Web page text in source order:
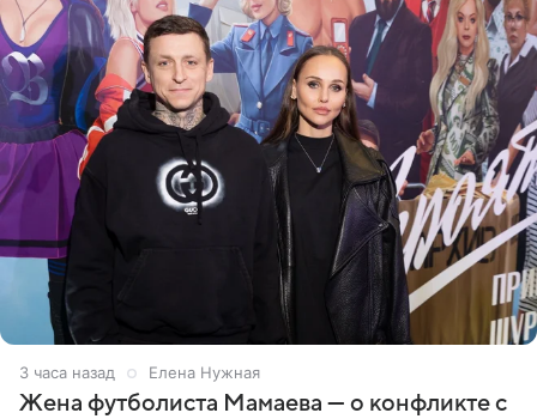
3 часа назад Елена Нужная
Жена футболиста Мамаева — о конфликте с